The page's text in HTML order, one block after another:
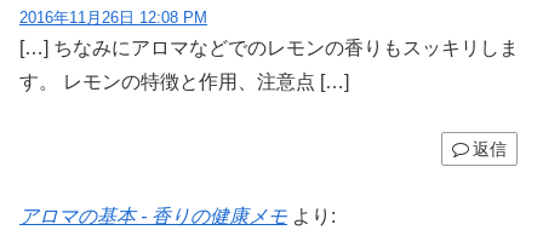
2016年11月26日 12:08 PM
[…] ちなみにアロマなどでのレモンの香りもスッキリしま
す。 レモンの特徴と作用、注意点 […]
返信
アロマの基本 - 香りの健康メモ より: